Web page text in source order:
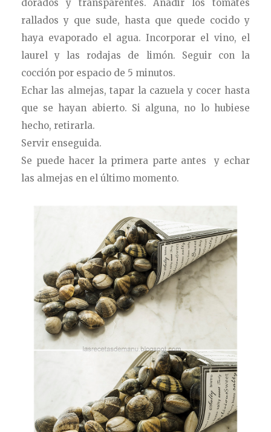
dorados y transparentes. Añadir los tomates
rallados y que sude, hasta que quede cocido y
haya evaporado el agua. Incorporar el vino, el
laurel y las rodajas de limón. Seguir con la
cocción por espacio de 5 minutos.
Echar las almejas, tapar la cazuela y cocer hasta
que se hayan abierto. Si alguna, no lo hubiese
hecho, retirarla.
Servir enseguida.
Se puede hacer la primera parte antes y echar
las almejas en el último momento.